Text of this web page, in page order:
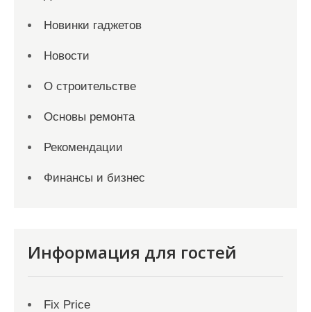
Новинки гаджетов
Новости
О строительстве
Основы ремонта
Рекомендации
Финансы и бизнес
Информация для гостей
Fix Price